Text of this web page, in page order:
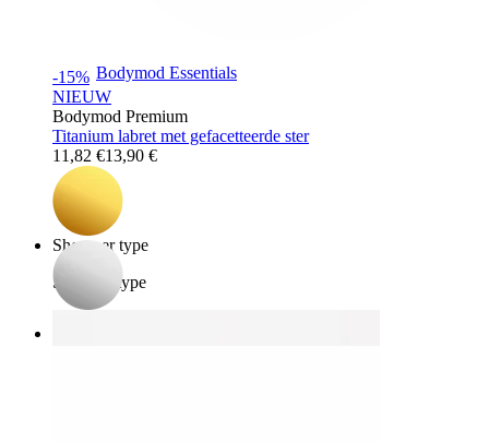
Bodymod Essentials
Koop 4, betaal 3
Shop per type
Sieraden type
-15%
NIEUW
Bodymod Premium
Titanium labret met gefacetteerde ster
11,82 €13,90 €